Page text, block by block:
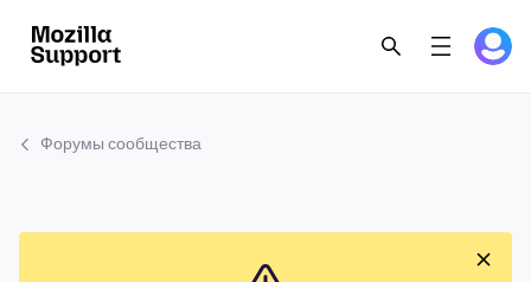
Форумы сообщества